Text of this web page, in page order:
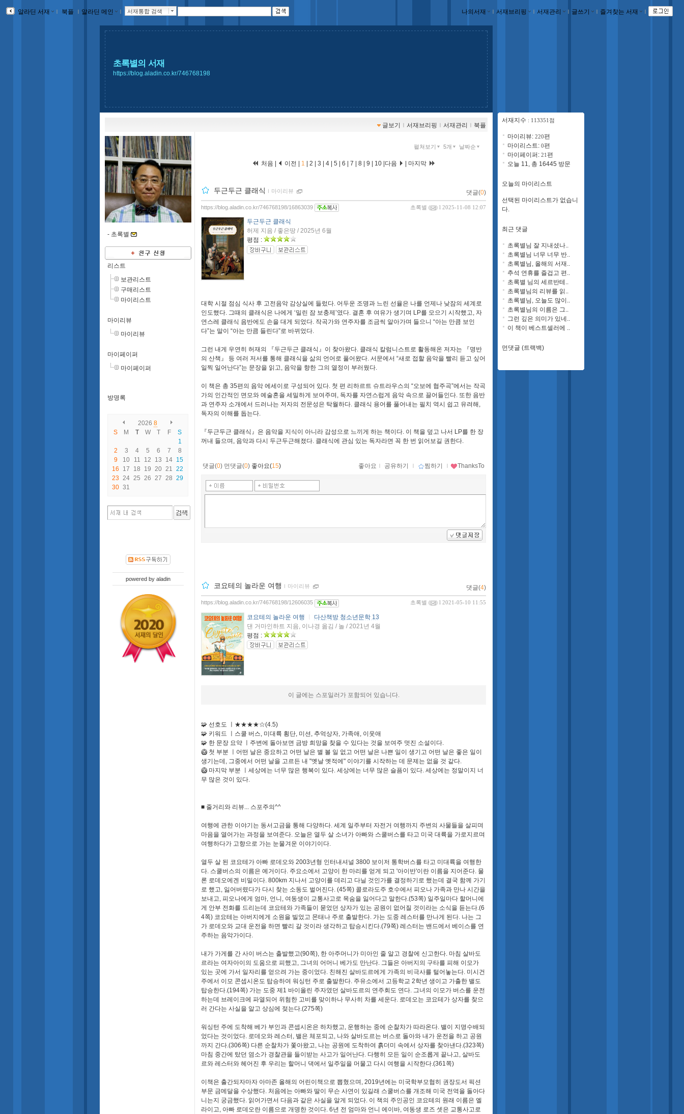
알라딘 서재 ｌ 북플 ｌ 알라딘 메인 ｌ 서재통합 검색 나의서재 ｌ 서재브리핑 ｌ 서재관리 ｌ 글쓰기 ｌ 즐겨찾는 서재 ｌ
초록별의 서재
https://blog.aladin.co.kr/746768198
글보기 ｌ 서재브리핑 ｌ 서재관리 ｌ 북플
- 초록별
리스트
보관리스트
구매리스트
마이리스트
마이리뷰
마이리뷰
마이페이퍼
마이페이퍼
방명록
2026 8
S
M T W T F
S
1
2
3 4 5 6 7
8
9
10 11 12 13 14 15
16
17 18 19 20 21 22
23 24 25 26 27 28 29
30 31
powered by aladin
펼쳐보기 5개 날짜순
처음 | 이전 | 1 2 3 4 5 6 7 8 9 10 다음 마지막
두근두근 클래식 ｌ 마이리뷰 댓글(0)
초록별 ( ) l 2025-11-08 12:07
https://blog.aladin.co.kr/746768198/16863039
두근두근 클래식
허제 지음 / 좋은땅 / 2025년 6월
평점 :
대학 시절 점심 식사 후 고전음악 감상실에 들렀다. 어두운 조명과 느린 선율은 나를 언제나 낮잠의 세계로
인도했다. 그때의 클래식은 나에게 ‘밀린 잠 보충제 ’였다. 결혼 후 여유가 생기며 LP를 모으기 시작했고, 자
연스레 클래식 음반에도 손을 대게 되었다. 작곡가와 연주자를 조금씩 알아가며 들으니 “아는 만큼 보인
다”는 말이 “아는 만큼 들린다”로 바뀌었다.
그런 내게 우연히 허재의 『두근두근 클래식 』 이 찾아왔다. 클래식 칼럼니스트로 활동해온 저자는 『명반
의 산책』 등 여러 저서를 통해 클래식을 삶의 언어로 풀어왔다. 서문에서 “새로 접할 음악을 빨리 듣고 싶어
일찍 일어난다”는 문장을 읽고, 음악을 향한 그의 열정이 부러웠다.
이 책은 총 35편의 음악 에세이로 구성되어 있다. 첫 편 리하르트 슈트라우스의 “오보에 협주곡”에서는 작곡
가의 인간적인 면모와 예술혼을 세밀하게 보여주며 , 독자를 자연스럽게 음악 속으로 끌어들인다. 또한 음반
과 연주자 소개에서 드러나는 저자의 전문성은 탁월하다. 클래식 용어를 풀어내는 필치 역시 쉽고 유려해 ,
독자의 이해를 돕는다.
『두근두근 클래식 』 은 음악을 지식이 아니라 감성으로 느끼게 하는 책이다. 이 책을 덮고 나서 LP를 한 장
꺼내 들으며 , 음악과 다시 두근두근해졌다. 클래식에 관심 있는 독자라면 꼭 한 번 읽어보길 권한다.
댓글(0) 먼댓글(0) 좋아요(15) 좋아요 ｌ 공유하기 ｌ 찜하기 ｌ ThanksTo
코요테의 놀라운 여행 ｌ 마이리뷰 댓글(4)
초록별 ( ) l 2021-05-10 11:55
https://blog.aladin.co.kr/746768198/12606035
코요테의 놀라운 여행
다산책방 청소년문학 13
댄 거마인하트 지음, 이나경 옮김 / 놀 / 2021년 4월
평점 :
이 글에는 스포일러가 포함되어 있습니다.
🧩 선호도 ㅣ★★★★☆(4.5)
🧩 키워드 ㅣ스쿨 버스, 미대륙 횡단, 미션, 추억상자, 가족애, 이웃애
🧩 한 문장 요약 ㅣ주변에 돌아보면 금방 희망을 찾을 수 있다는 것을 보여주 멋진 소설이다.
🥝 첫 부분 ㅣ어떤 날은 중요하고 어떤 날은 별 볼 일 없고 어떤 날은 나쁜 일이 생기고 어떤 날은 좋은 일이
생기는데, 그중에서 어떤 날을 고르든 내 "옛날 옛적에" 이야기를 시작하는 데 문제는 없을 것 같다.
🥝 마지막 부분 ㅣ세상에는 너무 많은 행복이 있다. 세상에는 너무 많은 슬픔이 있다. 세상에는 정말이지 너
무 많은 것이 있다.
■ 줄거리와 리뷰... 스포주의^^
여행에 관한 이야기는 동서고금을 통해 다양하다. 세계 일주부터 자전거 여행까지 주변의 사물들을 살피며
마음을 열어가는 과정을 보여준다. 오늘은 열두 살 소녀가 아빠와 스쿨버스를 타고 미국 대륙을 가로지르며
여행하다가 고향으로 가는 눈물겨운 이야기이다.
열두 살 된 코요테가 아빠 로데오와 2003년형 인터내셔널 3800 보이저 통학버스를 타고 미대륙을 여행한
다. 스쿨버스의 이름은 예거이다. 주요소에서 고양이 한 마리를 얻게 되고 '아이반'이란 이름을 지어준다. 물
론 로데오에겐 비밀이다. 800km 지나서 고양이를 데리고 다닐 것인가를 결정하기로 했는데 결국 함께 가기
로 했고, 잃어버렸다가 다시 찾는 소동도 벌어진다. (45쪽) 콜로라도주 호수에서 피오나 가족과 만나 시간을
보내고, 피오나에게 엄마, 언니, 여동생이 교통사고로 목숨을 잃어다고 말한다.(53쪽) 일주일마다 할머니에
게 안부 전화를 드리는데 코요테와 가족들이 묻었던 상자가 있는 공원이 없어질 것이라는 소식을 듣는다.(6
4쪽) 코요테는 아버지에게 소원을 빌었고 몬태나 주로 출발한다. 가는 도중 레스터를 만나게 된다. 나는 그
가 로데오와 교대 운전을 하면 빨리 갈 것이라 생각하고 탑승시킨다.(79쪽) 레스터는 밴드에서 베이스를 연
주하는 음악가이다.
내가 가게를 간 사이 버스는 출발했고(90쪽), 한 아주머니가 미아인 줄 알고 경찰에 신고한다. 마침 살바도
르라는 여자아이의 도움으로 피했고, 그녀의 어머니 베가도 만난다. 그들은 아버지의 구타를 피해 이모가
있는 곳에 가서 일자리를 얻으려 가는 중이었다. 친해진 살바도르에게 가족의 비극사를 털어놓는다. 미시건
주에서 이모 콘셉시온도 탑승하여 워싱턴 주로 출발한다. 주유소에서 고등학교 2학년 생이고 가출한 밸도
탑승한다.(194쪽) 가는 도중 제1 바이올린 주자였던 살바도르의 연주회도 연다. 그녀의 이모가 버스를 운전
하는데 브레이크에 파열되어 위험한 고비를 맞이하나 무사히 차를 세운다. 로데오는 코요테가 상자를 찾으
러 간다는 사실을 알고 상심에 젖는다.(275쪽)
워싱턴 주에 도착해 베가 부인과 콘셉시온은 하차했고, 운행하는 중에 순찰차가 따라온다. 밸이 지명수배되
었다는 것이었다. 로데오와 레스터, 밸은 체포되고, 나와 살바도르는 버스로 돌아와 내가 운전을 하고 공원
까지 간다.(306쪽) 다른 순찰차가 쫓아왔고, 나는 공원에 도착하여 흙더미 속에서 상자를 찾아낸다.(323쪽)
마침 중간에 탔던 염소가 경찰관을 들이받는 사고가 일어난다. 다행히 모든 일이 순조롭게 끝나고, 살바도
르와 레스터와 헤어진 후 우리는 할머니 댁에서 일주일을 머물고 다시 여행을 시작한다.(361쪽)
이책은 출간되자마자 아마존 올해의 어린이책으로 뽑혔으며, 2019년에는 미국학부모협히 권장도서 픽션
부문 금메달을 수상했다. 처음에는 아빠와 딸이 무슨 사연이 있길래 스쿨버스를 개조해 미국 전역을 돌아다
니는지 궁금했다. 읽어가면서 다음과 같은 사실을 알게 되었다. 이 책의 주인공인 코요테의 원래 이름은 엘
라이고, 아빠 로데오란 이름으로 개명한 것이다. 6년 전 엄마와 언니 에이바, 여동생 로즈 셋은 교통사고로
서재지수 : 113351점
마이리뷰: 220편
마이리스트: 0편
마이페이퍼: 21편
오늘 11, 총 16445 방문
오늘의 마이리스트
선택된 마이리스트가 없습니
다.
최근 댓글
초록별님 잘 지내셨나..
초록별님 너무 너무 반..
초록별님, 올해의 서재..
추석 연휴를 즐겁고 편..
초록별 님의 세르반테..
초록별님의 리뷰를 읽..
초록별님, 오늘도 많이..
초록별님의 이름은 그..
그런 깊은 의미가 있네..
이 책이 베스트셀러에 ..
먼댓글 (트랙백)